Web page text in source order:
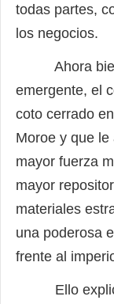
todas partes,
los negocios.
Ahora bien:
emergente, el
coto cerrado
Moroe y que
mayor fuerza
mayor
materiales
una poderosa
frente al
Ello explica